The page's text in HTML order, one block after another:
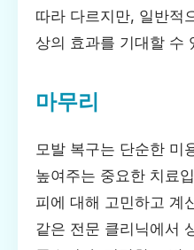
따라 다르지만, 일반적
상의 효과를 기대할 수
마무리
모발 복구는 단순한 미
높여주는 중요한 치료
피에 대해 고민하고 계
같은 전문 클리닉에서